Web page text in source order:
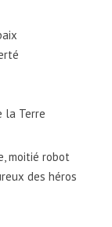
la Terre
moitié robot
des héros